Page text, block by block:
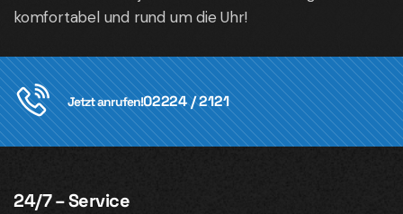
komfortabel und rund um die Uhr!
Jetzt anrufen!02224 / 2121
24/7 – Service